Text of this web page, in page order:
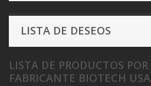
LISTA DE DESEOS
LISTA DE PRODUCTOS POR
FABRICANTE BIOTECH USA